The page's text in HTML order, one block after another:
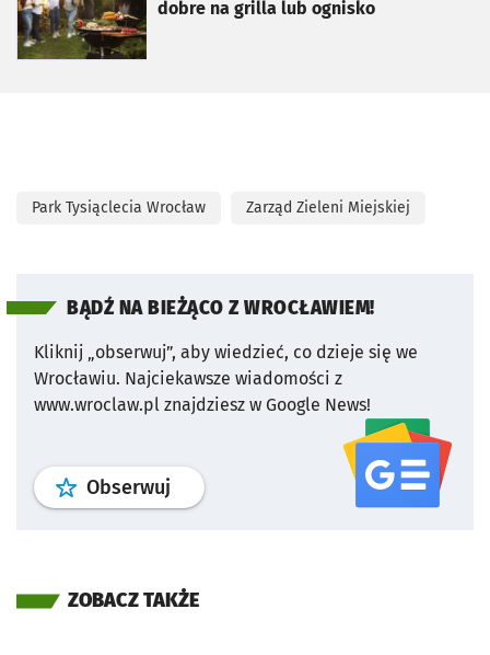
dobre na grilla lub ognisko
Park Tysiąclecia Wrocław Zarząd Zieleni Miejskiej
BĄDŹ NA BIEŻĄCO Z WROCŁAWIEM!
Kliknij „obserwuj”, aby wiedzieć, co dzieje się we
Wrocławiu. Najciekawsze wiadomości z
www.wroclaw.pl znajdziesz w Google News!
Obserwuj profil serwisu
ZOBACZ TAKŻE